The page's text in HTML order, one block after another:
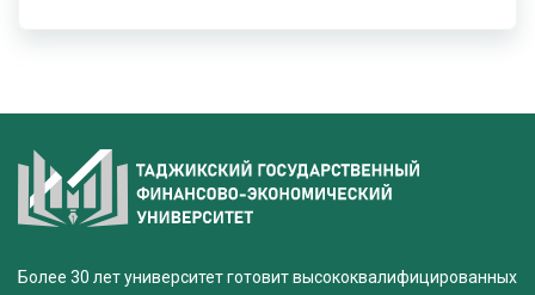
Более 30 лет университет готовит высококвалифицированных